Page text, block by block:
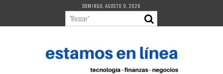
contenido
DOMINGO, AGOSTO 9, 2026